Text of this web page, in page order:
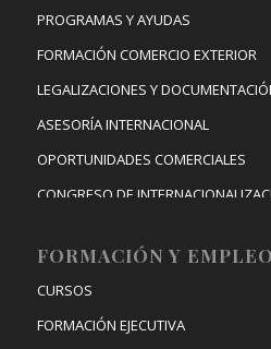
PROGRAMAS Y AYUDAS
FORMACIÓN COMERCIO EXTERIOR
LEGALIZACIONES Y
ASESORÍA INTERNACIONAL
OPORTUNIDADES COMERCIALES
CONGRESO DE
FORMACIÓN Y EMPLEO
CURSOS
FORMACIÓN EJECUTIVA